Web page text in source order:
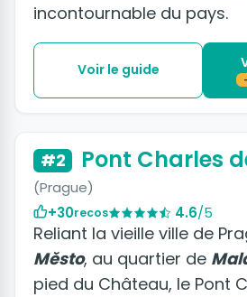
incontournable du pays.
Voir le guide
#2 Pont Charles
(Prague)
+30recos 4.6/5
Reliant la vieille ville de
Město, au quartier de
pied du Château, le Pont